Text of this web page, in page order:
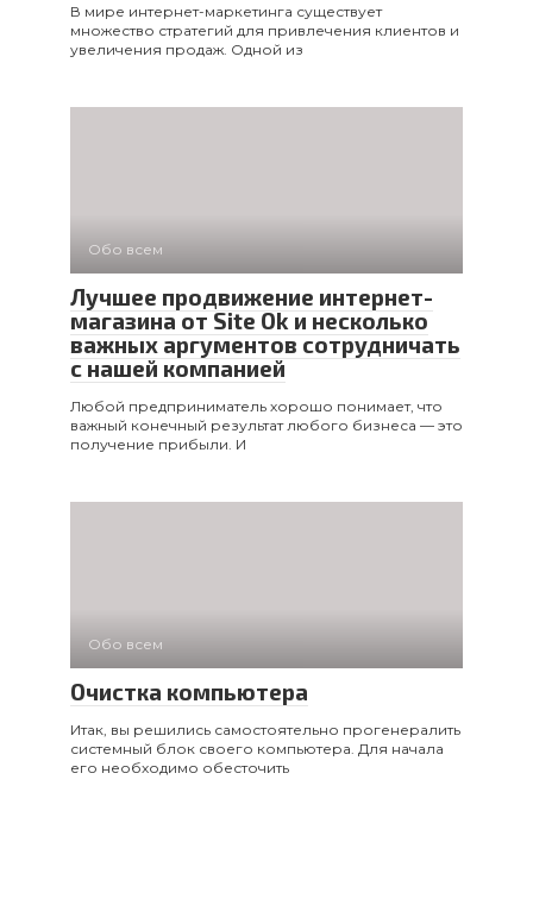
В мире интернет-маркетинга существует
множество стратегий для привлечения клиентов и
увеличения продаж. Одной из
Обо всем
Лучшее продвижение интернет-
магазина от Site Ok и несколько
важных аргументов сотрудничать
с нашей компанией
Любой предприниматель хорошо понимает, что
важный конечный результат любого бизнеса — это
получение прибыли. И
Обо всем
Очистка компьютера
Итак, вы решились самостоятельно прогенералить
системный блок своего компьютера. Для начала
его необходимо обесточить